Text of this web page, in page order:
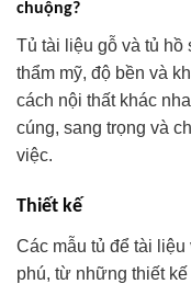
chuộng?
Tủ tài liệu gỗ và tủ
thẩm mỹ, độ bền và
cách nội thất khác
cúng, sang trọng và
việc.
Thiết kế
Các mẫu tủ để tài
phú, từ những thiết